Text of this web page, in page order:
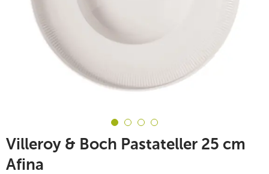
Villeroy & Boch Pastateller 25 cm
Afina